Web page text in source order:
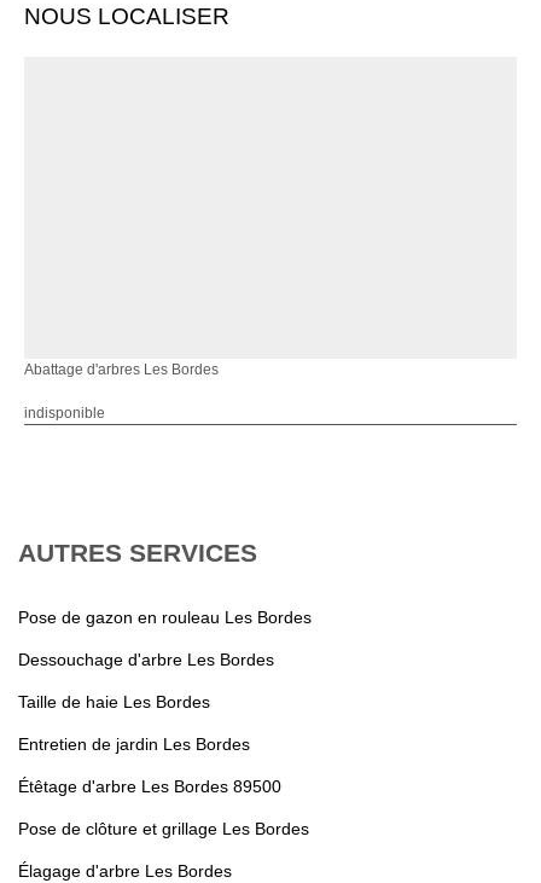
NOUS LOCALISER
Abattage d'arbres Les Bordes
indisponible
AUTRES SERVICES
Pose de gazon en rouleau Les Bordes
Dessouchage d'arbre Les Bordes
Taille de haie Les Bordes
Entretien de jardin Les Bordes
Étêtage d'arbre Les Bordes 89500
Pose de clôture et grillage Les Bordes
Élagage d'arbre Les Bordes